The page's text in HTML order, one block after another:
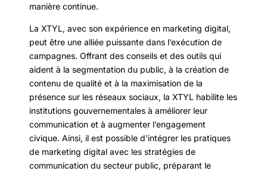
manière continue.
La XTYL, avec son expérience en marketing digital,
peut être une alliée puissante dans l’exécution de
campagnes. Offrant des conseils et des outils qui
aident à la segmentation du public, à la création de
contenu de qualité et à la maximisation de la
présence sur les réseaux sociaux, la XTYL habilite les
institutions gouvernementales à améliorer leur
communication et à augmenter l’engagement
civique. Ainsi, il est possible d’intégrer les pratiques
de marketing digital avec les stratégies de
communication du secteur public, préparant le